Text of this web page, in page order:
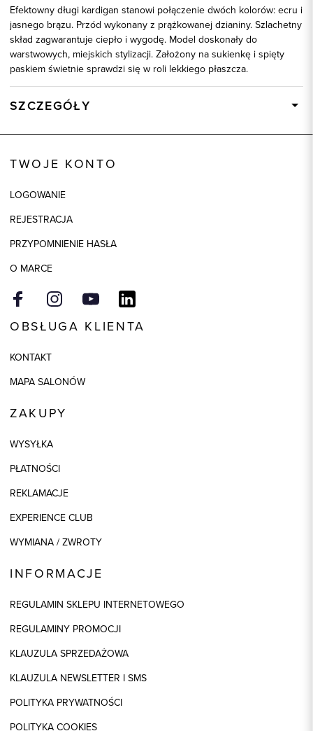
Efektowny długi kardigan stanowi połączenie dwóch kolorów: ecru i
jasnego brązu. Przód wykonany z prążkowanej dzianiny. Szlachetny
skład zagwarantuje ciepło i wygodę. Model doskonały do
warstwowych, miejskich stylizacji. Założony na sukienkę i spięty
paskiem świetnie sprawdzi się w roli lekkiego płaszcza.
SZCZEGÓŁY
Skład tkaniny
Model
TWOJE KONTO
LOGOWANIE
REJESTRACJA
PRZYPOMNIENIE HASŁA
O MARCE
OBSŁUGA KLIENTA
KONTAKT
MAPA SALONÓW
ZAKUPY
WYSYŁKA
PŁATNOŚCI
REKLAMACJE
EXPERIENCE CLUB
WYMIANA / ZWROTY
INFORMACJE
REGULAMIN SKLEPU INTERNETOWEGO
REGULAMINY PROMOCJI
KLAUZULA SPRZEDAŻOWA
KLAUZULA NEWSLETTER I SMS
POLITYKA PRYWATNOŚCI
POLITYKA COOKIES